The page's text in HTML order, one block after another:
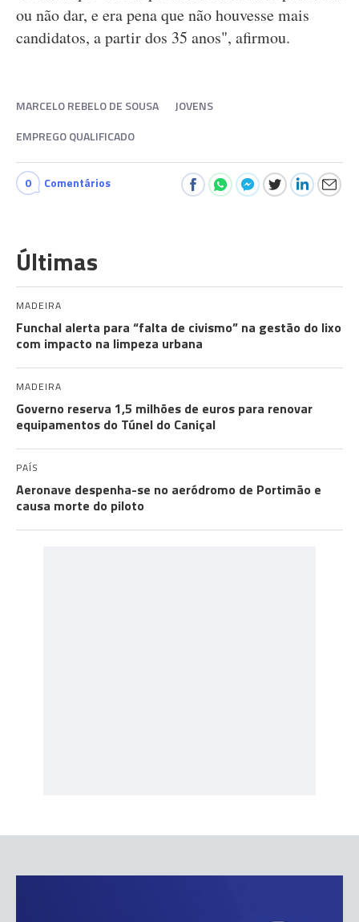
ou não dar, e era pena que não houvesse mais
candidatos, a partir dos 35 anos", afirmou.
MARCELO REBELO DE SOUSA
JOVENS
EMPREGO QUALIFICADO
0 Comentários
Últimas
MADEIRA
Funchal alerta para “falta de civismo” na gestão do lixo
com impacto na limpeza urbana
MADEIRA
Governo reserva 1,5 milhões de euros para renovar
equipamentos do Túnel do Caniçal
PAÍS
Aeronave despenha-se no aeródromo de Portimão e
causa morte do piloto